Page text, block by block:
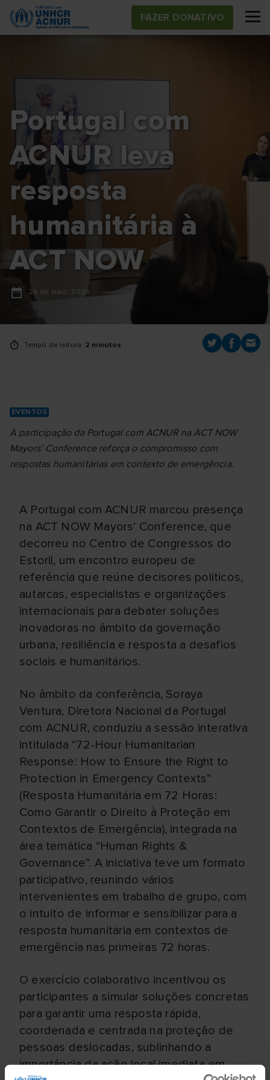
Skip
main
FAZER DONATIVO
Portugal com
ACNUR leva
resposta
humanitária à
ACT NOW
26 de maio, 2026
Tempo de leitura: 2 minutos
EVENTOS
A participação da Portugal com ACNUR na ACT NOW
Mayors’ Conference reforça o compromisso com
respostas humanitárias em contexto de emergência.
A Portugal com ACNUR marcou presença
na ACT NOW Mayors’ Conference, que
decorreu no Centro de Congressos do
Estoril, um encontro europeu de
referência que reúne decisores políticos,
autarcas, especialistas e organizações
internacionais para debater soluções
inovadoras no âmbito da governação
urbana, resiliência e resposta a desafios
sociais e humanitários.
No âmbito da conferência, Soraya
Ventura, Diretora Nacional da Portugal
com ACNUR, conduziu a sessão interativa
intitulada “72-Hour Humanitarian
Response: How to Ensure the Right to
Protection in Emergency Contexts”
(Resposta Humanitária em 72 Horas:
Como Garantir o Direito à Proteção em
Contextos de Emergência), integrada na
área temática “Human Rights &
Governance”. A iniciativa teve um formato
participativo, reunindo vários
intervenientes em trabalho de grupo, com
o intuito de informar e sensibilizar para a
resposta humanitária em contextos de
emergência nas primeiras 72 horas.
O exercício colaborativo incentivou os
participantes a simular soluções concretas
para garantir uma resposta rápida,
coordenada e centrada na proteção de
pessoas deslocadas, sublinhando a
importância da ação local imediata em